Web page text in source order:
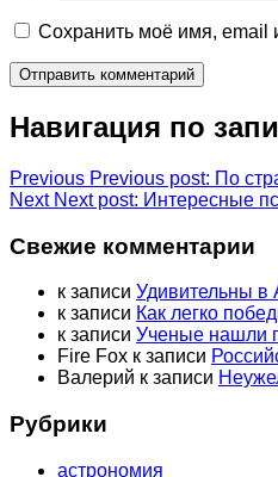
Сохранить моё имя, email
Навигация по
Previous Previous post: По
Next Next post: Интересные
Свежие комментарии
к записи Удивительны в
к записи Как легко
к записи Ученые нашли
Fire Fox к записи
Валерий к записи
Рубрики
астрономия